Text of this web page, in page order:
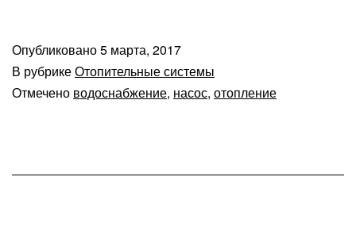
Опубликовано5 марта, 2017
В рубрикеОтопительные системы
Отмечено водоснабжение, насос, отопление